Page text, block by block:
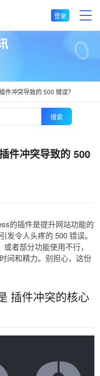
登录
件冲突导致的 500 错误？
搜索
件冲突导致的 500
的插件是提升网站功能的
令人头疼的 500 错误。
者部分功能使用不行，
间和精力。别担心，这份
插件冲突的核心